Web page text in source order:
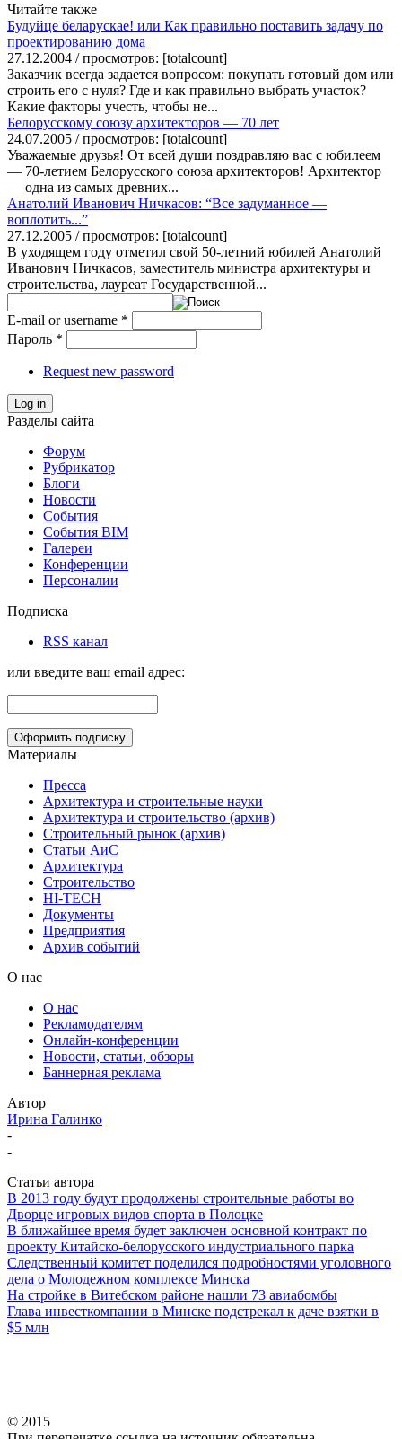
Читайте также
Будуйце беларускае! или Как правильно поставить задачу по
проектированию дома
27.12.2004 / просмотров: [totalcount]
Заказчик всегда задается вопросом: покупать готовый дом или
строить его с нуля? Где и как правильно выбрать участок?
Какие факторы учесть, чтобы не...
Белорусскому союзу архитекторов — 70 лет
24.07.2005 / просмотров: [totalcount]
Уважаемые друзья! От всей души поздравляю вас с юбилеем
— 70-летием Белорусского союза архитекторов! Архитектор
— одна из самых древних...
Анатолий Иванович Ничкасов: “Все задуманное —
воплотить...”
27.12.2005 / просмотров: [totalcount]
В уходящем году отметил свой 50-летний юбилей Анатолий
Иванович Ничкасов, заместитель министра архитектуры и
строительства, лауреат Государственной...
E-mail or username *
Пароль *
Request new password
Log in
Разделы сайта
Форум
Рубрикатор
Блоги
Новости
События
События BIM
Галереи
Конференции
Персоналии
Подписка
RSS канал
или введите ваш email адрес:
Материалы
Пресса
Архитектура и строительные науки
Архитектура и строительство (архив)
Строительный рынок (архив)
Статьи АиС
Архитектура
Строительство
HI-TECH
Документы
Предприятия
Архив событий
О нас
О нас
Рекламодателям
Онлайн-конференции
Новости, статьи, обзоры
Баннерная реклама
Автор
Ирина Галинко
-
-
Статьи автора
В 2013 году будут продолжены строительные работы во
Дворце игровых видов спорта в Полоцке
В ближайшее время будет заключен основной контракт по
проекту Китайско-белорусского индустриального парка
Следственный комитет поделился подробностями уголовного
дела о Молодежном комплексе Минска
На стройке в Витебском районе нашли 73 авиабомбы
Глава инвесткомпании в Минске подстрекал к даче взятки в
$5 млн
© 2015